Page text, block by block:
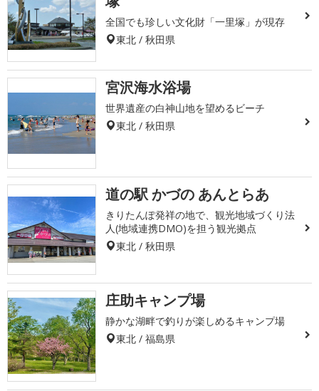
全国でも珍しい文化財「一里塚」が現存
東北 / 秋田県
宮沢海水浴場
世界遺産の白神山地を望めるビーチ
東北 / 秋田県
道の駅 かづの あんとらあ
きりたんぽ発祥の地で、観光地域づくり法
人(地域連携DMO)を担う観光拠点
東北 / 秋田県
庄助キャンプ場
静かな湖畔で釣りが楽しめるキャンプ場
東北 / 福島県